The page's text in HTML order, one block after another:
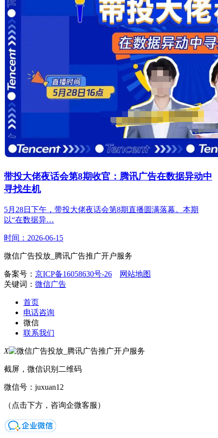
带投大佬夜话会第8期收官：腾讯广告在数据异动中
寻找生机
5月28日下午，带投大佬夜话会第8期直播圆满落幕。本期
以“在数据异…
时间：2026-06-15
微信广告投放_腾讯广告推广开户服务
备案号： 京ICP备16058630号-26
网站地图
关键词： 微信广告
首页
电话咨询
微信
联系我们
X
截屏，微信识别二维码
微信号： juxuan12
（点击下方，咨询企微客服）